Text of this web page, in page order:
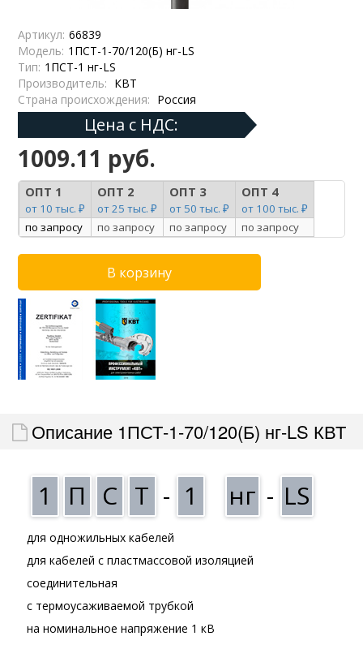
Артикул: 66839
Модель: 1ПСТ-1-70/120(Б) нг-LS
Тип: 1ПСТ-1 нг-LS
Производитель: КВТ
Страна происхождения: Россия
Цена с НДС:
1009.11 руб.
ОПТ 1
от 10 тыс. ₽
ОПТ 2
от 25 тыс. ₽
ОПТ 3
от 50 тыс. ₽
ОПТ 4
от 100 тыс. ₽
по запросу
по запросу по запросу по запросу
Описание 1ПСТ-1-70/120(Б) нг-LS КВТ
1 П С Т - 1 нг - LS
для одножильных кабелей
для кабелей с пластмассовой изоляцией
соединительная
с термоусаживаемой трубкой
на номинальное напряжение 1 кВ